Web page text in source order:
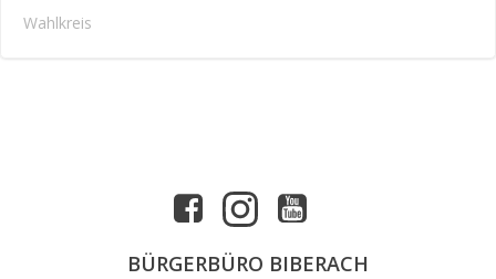
Wahlkreis
BÜRGERBÜRO BIBERACH